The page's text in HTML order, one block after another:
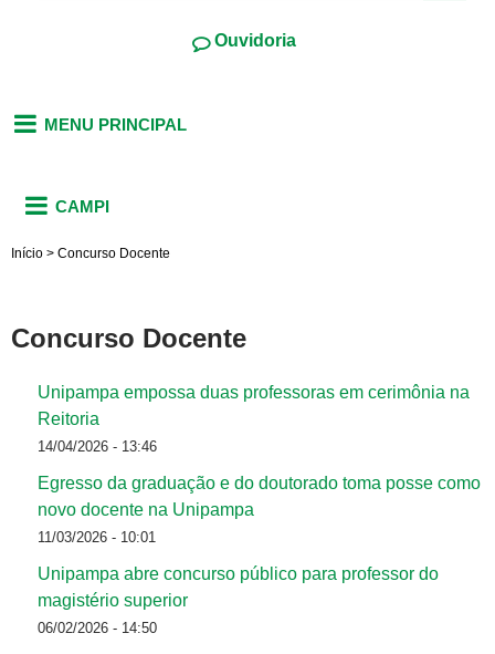
Ouvidoria
MENU PRINCIPAL
CAMPI
Início > Concurso Docente
Concurso Docente
Unipampa empossa duas professoras em cerimônia na
Reitoria
14/04/2026 - 13:46
Egresso da graduação e do doutorado toma posse como
novo docente na Unipampa
11/03/2026 - 10:01
Unipampa abre concurso público para professor do
magistério superior
06/02/2026 - 14:50